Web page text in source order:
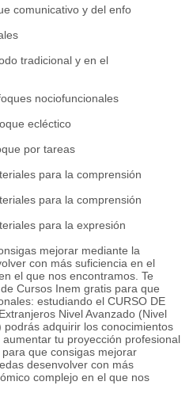
comunicativo y del enfo
tradicional y en el
nociofuncionales
ecléctico
por tareas
para la comprensión
para la comprensión
para la expresión
mejorar mediante la
con más suficiencia en el
el que nos encontramos. Te
Cursos Inem gratis para que
estudiando el CURSO DE
Nivel Avanzado (Nivel
adquirir los conocimientos
tu proyección profesional
que consigas mejorar
desenvolver con más
complejo en el que nos